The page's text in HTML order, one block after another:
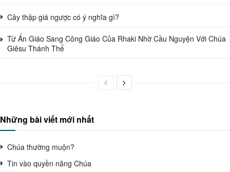
Cây thập giá ngược có ý nghĩa gì?
Từ Ấn Giáo Sang Công Giáo Của Rhaki Nhờ Cầu Nguyện Với Chúa
Giêsu Thánh Thể
Những bài viết mới nhất
Chúa thường muộn?
Tin vào quyền năng Chúa